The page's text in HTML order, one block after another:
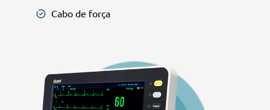
Cabo de força